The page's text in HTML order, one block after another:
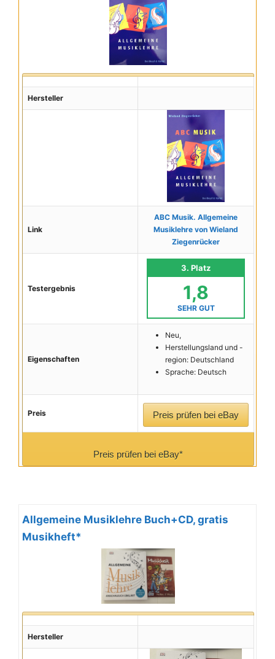
Hersteller
Link
ABC Musik. Allgemeine
Musiklehre von Wieland
Ziegenrücker
Testergebnis
3. Platz
1,8
SEHR GUT
Eigenschaften
Neu,
Herstellungsland und -
region: Deutschland
Sprache: Deutsch
Preis Preis prüfen bei eBay
Preis prüfen bei eBay*
Allgemeine Musiklehre Buch+CD, gratis
Musikheft*
Hersteller